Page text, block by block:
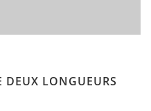
DEUX LONGUEURS